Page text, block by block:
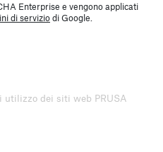
Enterprise e vengono applicati
di serviziodi Google.
utilizzo dei siti web PRUSA